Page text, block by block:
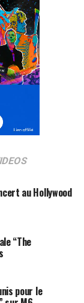
au Hollywood
“The
pour le